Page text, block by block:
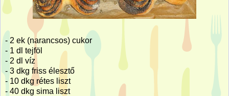
- 2 ek (narancsos) cukor
- 1 dl tejföl
- 2 dl víz
- 3 dkg friss élesztő
- 10 dkg rétes liszt
- 40 dkg sima liszt